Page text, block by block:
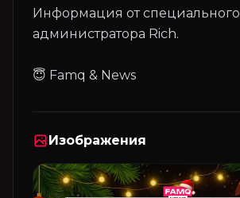
Информация от специального
администратора Rich.
Изображения